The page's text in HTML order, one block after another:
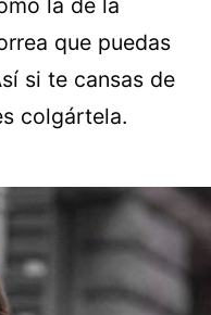
la de la
que puedas
si te cansas de
colgártela.